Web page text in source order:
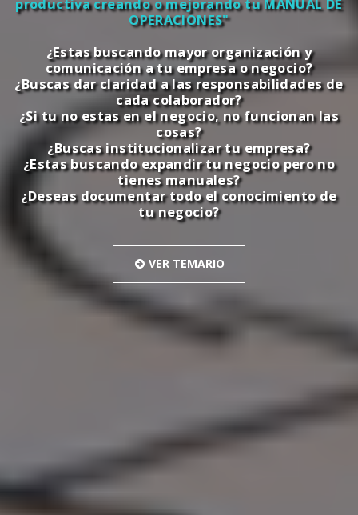
OPERACIONES"
¿Estas buscandomayor organización y
comunicacióna tu empresa o negocio?
¿Buscas darclaridad a las responsabilidadesde
cada colaborador?
¿Si tu no estas en el negocio, no funcionan las
cosas?
¿Buscas institucionalizar tu empresa?
¿Estas buscandoexpandir tu negociopero no
tienes manuales?
¿Deseasdocumentartodo el conocimiento de
tu negocio?
VER TEMARIO